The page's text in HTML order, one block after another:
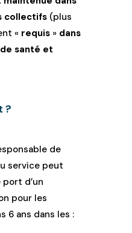
collectifs(plus
« requis» dans
santé et
?
de
service peut
d’un
pour les
6 ans dans les :